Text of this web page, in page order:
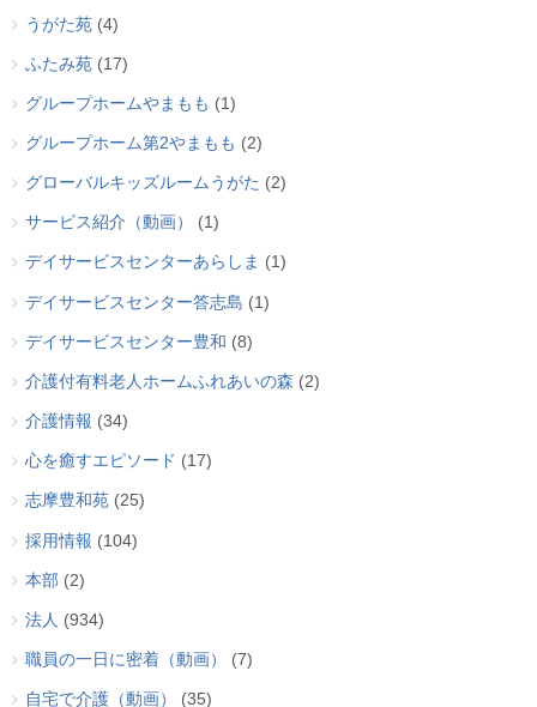
うがた苑 (4)
ふたみ苑 (17)
グループホームやまもも (1)
グループホーム第2やまもも (2)
グローバルキッズルームうがた (2)
サービス紹介（動画） (1)
デイサービスセンターあらしま (1)
デイサービスセンター答志島 (1)
デイサービスセンター豊和 (8)
介護付有料老人ホームふれあいの森 (2)
介護情報 (34)
心を癒すエピソード (17)
志摩豊和苑 (25)
採用情報 (104)
本部 (2)
法人 (934)
職員の一日に密着（動画） (7)
自宅で介護（動画） (35)